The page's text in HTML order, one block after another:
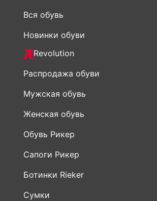
Вся обувь
Новинки обуви
Revolution
Распродажа обуви
Мужская обувь
Женская обувь
Обувь Рикер
Сапоги Рикер
Ботинки Rieker
Сумки